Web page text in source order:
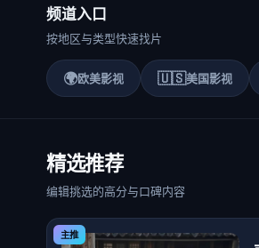
频道入口
按地区与类型快速找片
🌍欧美影视 🇺🇸美国影视
精选推荐
编辑挑选的高分与口碑内容
主推